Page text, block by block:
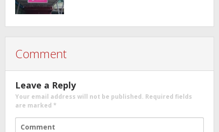
Comment
Leave a Reply
Your email address will not be published. Required fields
are marked *